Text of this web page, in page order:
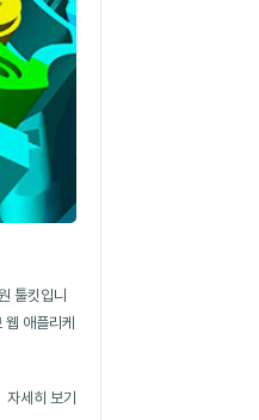
툴킷입니
애플리케
자세히 보기